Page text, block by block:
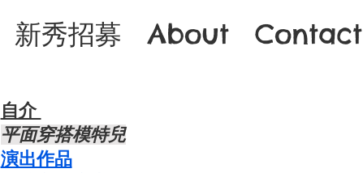
新秀招募 About Contact
自介 ​
​平面穿搭模特兒
​​演出作品